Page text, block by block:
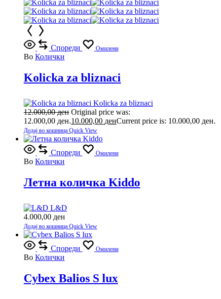
Спореди Омилени
Во Колички
Kolicka za bliznaci
Kolicka za bliznaci
12.000,00ден Original price was:
12.000,00 ден.10.000,00 денCurrent price is: 10.000,00 ден.
Додај во кошница Quick View
Спореди Омилени
Во Колички
Летна количка Kiddo
L&D
4.000,00 ден
Додај во кошница Quick View
Спореди Омилени
Во Колички
Cybex Balios S lux